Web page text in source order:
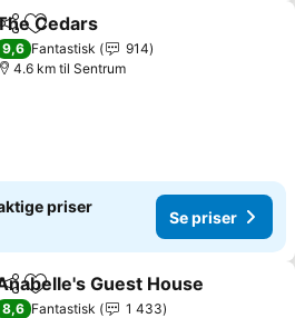
Del Legg til i favoritter
Cedars
9,6 Fantastisk
914
4.6 km til Sentrum
priser
Se priser
Legg til i favoritter
Guest House
8,6 Fantastisk
1 433